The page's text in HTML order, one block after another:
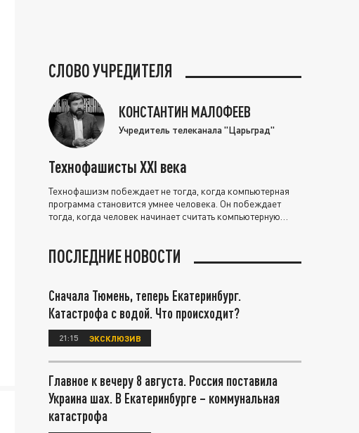
СЛОВО УЧРЕДИТЕЛЯ
КОНСТАНТИН МАЛОФЕЕВ
Учредитель телеканала "Царьград"
Технофашисты XXI века
Технофашизм побеждает не тогда, когда компьютерная
программа становится умнее человека. Он побеждает
тогда, когда человек начинает считать компьютерную
ПОСЛЕДНИЕ НОВОСТИ
Сначала Тюмень, теперь Екатеринбург.
Катастрофа с водой. Что происходит?
21:15 ЭКСКЛЮЗИВ
Главное к вечеру 8 августа. Россия поставила
Украина шах. В Екатеринбурге – коммунальная
катастрофа